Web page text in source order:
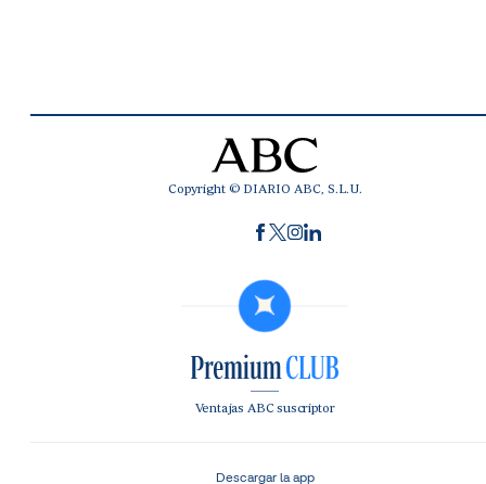
Copyright © DIARIO ABC, S.L.U.
Ventajas ABC suscriptor
Descargar la app